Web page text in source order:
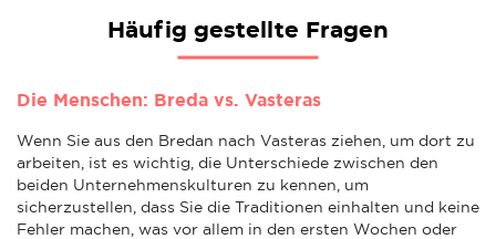
Häufig gestellte Fragen
Die Menschen: Breda vs. Vasteras
Wenn Sie aus den Bredan nach Vasteras ziehen, um dort zu
arbeiten, ist es wichtig, die Unterschiede zwischen den
beiden Unternehmenskulturen zu kennen, um
sicherzustellen, dass Sie die Traditionen einhalten und keine
Fehler machen, was vor allem in den ersten Wochen oder